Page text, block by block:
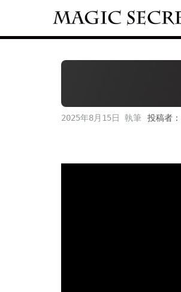
2025年8月15日 投稿者：